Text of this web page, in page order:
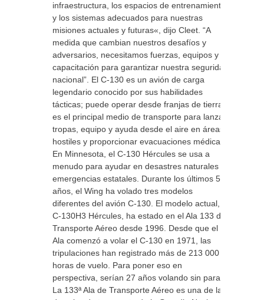
infraestructura, los espacios de entrenamiento
y los sistemas adecuados para nuestras
misiones actuales y futuras«, dijo Cleet. “A
medida que cambian nuestros desafíos y
adversarios, necesitamos fuerzas, equipos y
capacitación para garantizar nuestra seguridad
nacional”. El C-130 es un avión de carga
legendario conocido por sus habilidades
tácticas; puede operar desde franjas de tierra y
es el principal medio de transporte para lanzar
tropas, equipo y ayuda desde el aire en áreas
hostiles y proporcionar evacuaciones médicas.
En Minnesota, el C-130 Hércules se usa a
menudo para ayudar en desastres naturales y
emergencias estatales. Durante los últimos 51
años, el Wing ha volado tres modelos
diferentes del avión C-130. El modelo actual, el
C-130H3 Hércules, ha estado en el Ala 133 del
Transporte Aéreo desde 1996. Desde que el
Ala comenzó a volar el C-130 en 1971, las
tripulaciones han registrado más de 213 000
horas de vuelo. Para poner eso en
perspectiva, serían 27 años volando sin parar.
La 133ª Ala de Transporte Aéreo es una de las